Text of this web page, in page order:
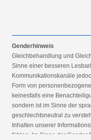
Genderhinweis
Gleichbehandlung und
Sinne einer besseren
Kommunikationskanäle
Form von
keinesfalls eine
sondern ist im Sinne der
geschlechtsneutral zu
Inhalten unserer
fühlen. Im Sinne der Gender